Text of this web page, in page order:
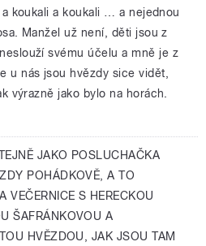
koukali a koukali … a nejednou
Manžel už není, děti jsou z
svému účelu a mně je z
u nás jsou hvězdy sice vidět,
výrazně jako bylo na horách.
JAKO POSLUCHAČKA
POHÁDKOVĚ, A TO
VEČERNICE S HERECKOU
ŠAFRÁNKOVOU A
HVĚZDOU, JAK JSOU TAM